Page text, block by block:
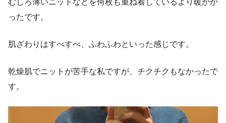
むしろ薄いニットなどを何枚も重ね着しているより暖かか
ったです。
肌ざわりはすべすべ、ふわふわといった感じです。
乾燥肌でニットが苦手な私ですが、チクチクもなかったで
す。